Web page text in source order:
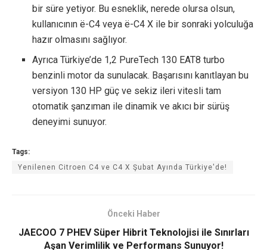
bir süre yetiyor. Bu esneklik, nerede olursa olsun,
kullanıcının ë-C4 veya ë-C4 X ile bir sonraki yolculuğa
hazır olmasını sağlıyor.
Ayrıca Türkiye’de 1,2 PureTech 130 EAT8 turbo
benzinli motor da sunulacak. Başarısını kanıtlayan bu
versiyon 130 HP güç ve sekiz ileri vitesli tam
otomatik şanzıman ile dinamik ve akıcı bir sürüş
deneyimi sunuyor.
Tags:
Yenilenen Citroen C4 ve C4 X Şubat Ayında Türkiye'de!
Önceki Haber
JAECOO 7 PHEV Süper Hibrit Teknolojisi ile Sınırları
Aşan Verimlilik ve Performans Sunuyor!